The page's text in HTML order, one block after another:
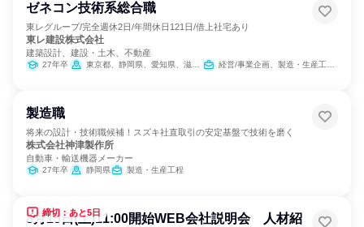
ゼネコン技術系総合職
東レグループ/完全週休2日/年間休日121日/借上社宅あり
東レ建設株式会社
建築設計、建設・土木、不動産
27年卒 東京都、静岡県、愛知県、滋賀県、大阪府 経営/事業企画、製造・生産工程、建築/土木/プラント専門職
製造職
将来の設計・技術職候補！スズキ社直取引の安定基盤で技術を磨く
株式会社神津製作所
自動車・輸送機器メーカー
27年卒 静岡県 製造・生産工程
締切：あと5日
8月15日(土)11:00開始WEB会社説明会 人材紹